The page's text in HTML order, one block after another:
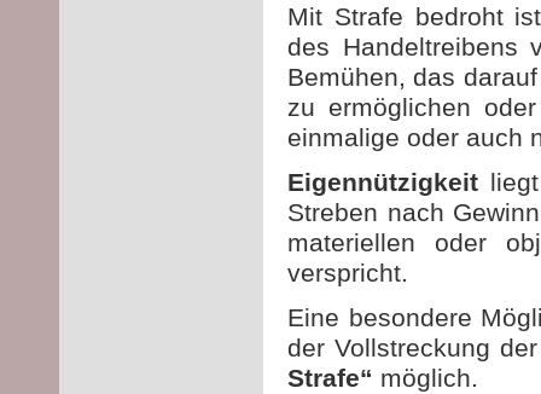
Mit Strafe bedroht
des Handeltreibens
Bemühen, das
zu ermöglichen
einmalige oder auch
Eigennützigkeit
Streben nach
materiellen oder
verspricht.
Eine besondere
der Vollstreckung
Strafe“ möglich.